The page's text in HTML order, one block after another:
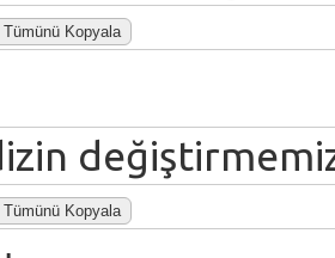
Tümünü Kopyala
Tümünü Kopyala